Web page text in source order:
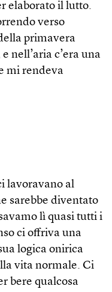
elaborato il lutto.
verso
primavera
nell’aria c’era una
mi rendeva
lavoravano al
sarebbe diventato
lì quasi tutti i
ci offriva una
logica onirica
vita normale. Ci
bere qualcosa